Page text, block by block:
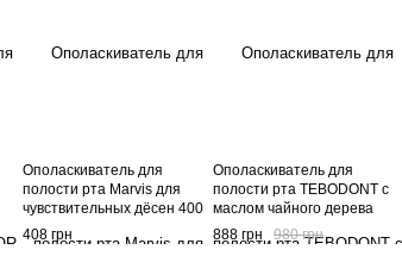
Ополаскиватель для
полости рта Marvis для
чувствительных дёсен 400
мл
408 грн
Ополаскиватель для
полости рта TEBODONT c
маслом чайного дерева
(Melaleuca Alternifolia), без
фторида 500 ml
888 грн 980 грн